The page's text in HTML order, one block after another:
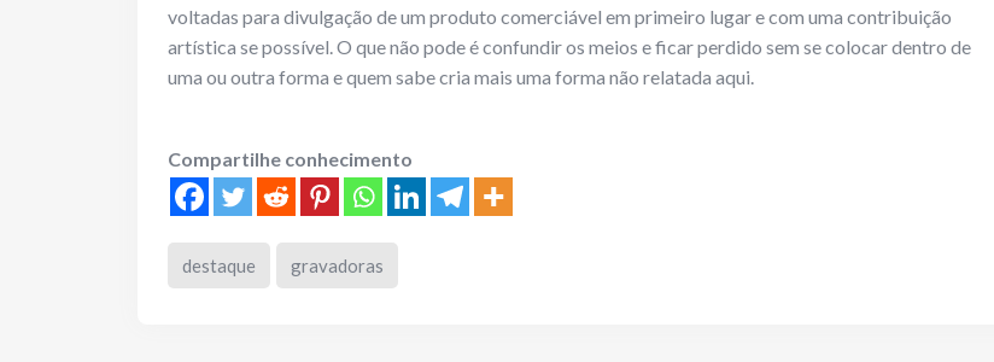
voltadas para divulgação de um produto comerciável em primeiro lugar e com uma contribuição
artística se possível. O que não pode é confundir os meios e ficar perdido sem se colocar dentro de
uma ou outra forma e quem sabe cria mais uma forma não relatada aqui.
Compartilhe conhecimento
destaque gravadoras